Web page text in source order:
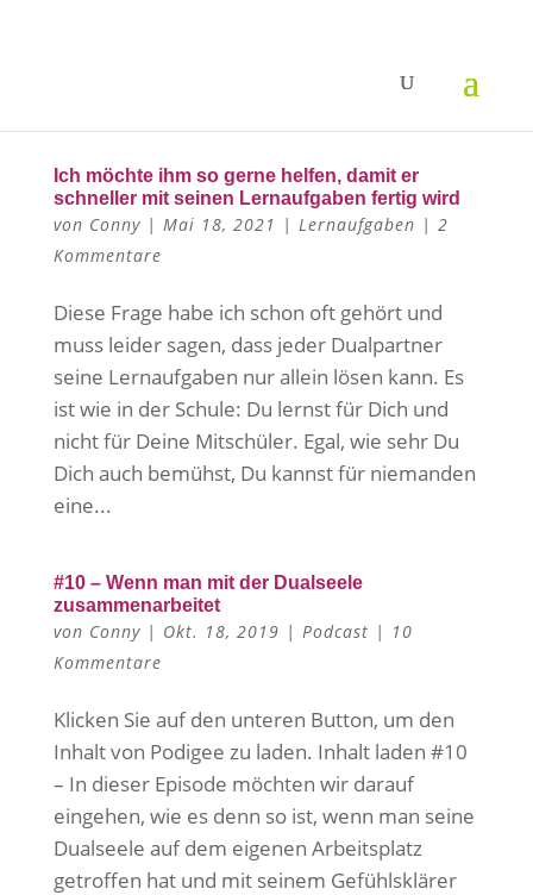
Ich möchte ihm so gerne helfen, damit er
schneller mit seinen Lernaufgaben fertig wird
von Conny| Mai 18, 2021 | Lernaufgaben | 2
Kommentare
Diese Frage habe ich schon oft gehört und
muss leider sagen, dass jeder Dualpartner
seine Lernaufgaben nur allein lösen kann. Es
ist wie in der Schule: Du lernst für Dich und
nicht für Deine Mitschüler. Egal, wie sehr Du
Dich auch bemühst, Du kannst für niemanden
eine...
#10 – Wenn man mit der Dualseele
zusammenarbeitet
von Conny| Okt. 18, 2019 | Podcast | 10
Kommentare
Klicken Sie auf den unteren Button, um den
Inhalt von Podigee zu laden. Inhalt laden #10
– In dieser Episode möchten wir darauf
eingehen, wie es denn so ist, wenn man seine
Dualseele auf dem eigenen Arbeitsplatz
getroffen hat und mit seinem Gefühlsklärer